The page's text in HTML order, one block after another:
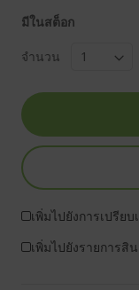
มีในสต็อก
จำนวน
เพิ่มไปยังการเปรียบ
เพิ่มไปยังรายการสิ